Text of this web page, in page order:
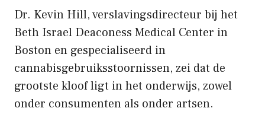
Dr. Kevin Hill, verslavingsdirecteur bij het
Beth Israel Deaconess Medical Center in
Boston en gespecialiseerd in
cannabisgebruiksstoornissen, zei dat de
grootste kloof ligt in het onderwijs, zowel
onder consumenten als onder artsen.